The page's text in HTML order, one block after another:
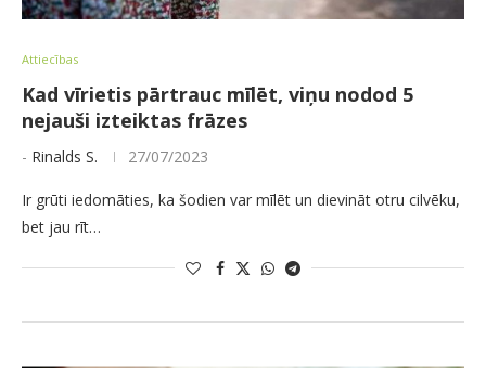
Attiecības
Kad vīrietis pārtrauc mīlēt, viņu nodod 5
nejauši izteiktas frāzes
- Rinalds S. 27/07/2023
Ir grūti iedomāties, ka šodien var mīlēt un dievināt otru cilvēku,
bet jau rīt…